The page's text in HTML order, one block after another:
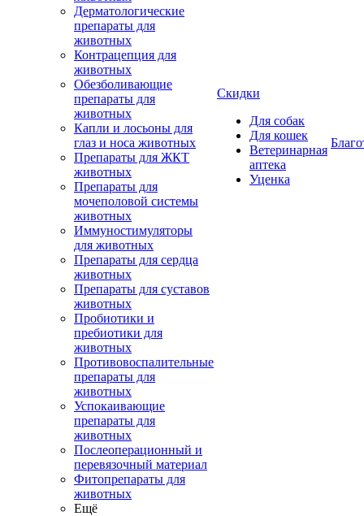
Дерматологические
препараты для
животных
Контрацепция для
животных
Обезболивающие
препараты для
животных
Капли и лосьоны для
глаз и носа животных
Препараты для ЖКТ
животных
Препараты для
мочеполовой системы
животных
Иммуностимуляторы
для животных
Препараты для сердца
животных
Препараты для суставов
животных
Пробиотики и
пребиотики для
животных
Противовоспалительные
препараты для
животных
Успокаивающие
препараты для
животных
Послеоперационный и
перевязочный материал
Фитопрепараты для
животных
Ещё
Скидки
Для собак
Для кошек
Ветеринарная
аптека
Уценка